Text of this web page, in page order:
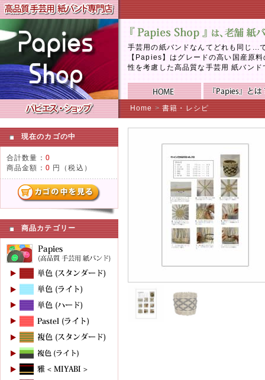
手芸用の紙バンドなんてどれも同じ...
【Papies】はグレードの高い国産原
性を考慮した高品質な手芸用 紙バン
Home >書籍・レシピ
現在のカゴの中
合計数量： 0
商品金額： 0 円（税込）
商品カテゴリー